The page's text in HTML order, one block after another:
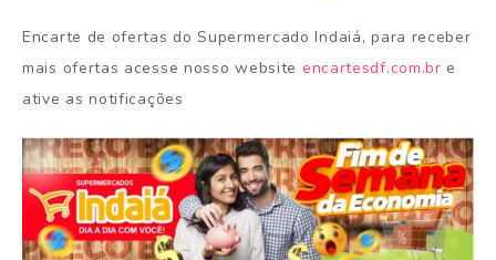
Encarte de ofertas do Supermercado Indaiá, para receber
mais ofertas acesse nosso website encartesdf.com.br e
ative as notificações